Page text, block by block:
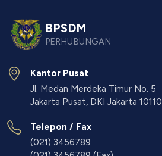
BPSDM
PERHUBUNGAN
Kantor Pusat
Jl. Medan Merdeka Timur No. 5
Jakarta Pusat, DKI Jakarta 10110
Telepon / Fax
(021) 3456789